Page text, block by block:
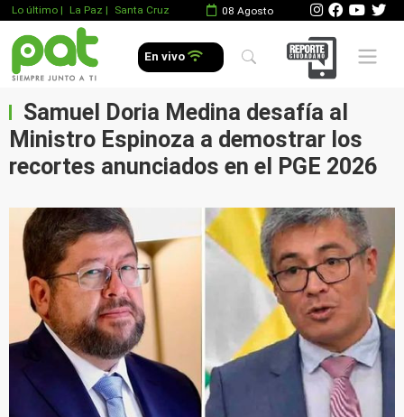
Lo último | La Paz | Santa Cruz 08 Agosto
En vivo Mobile
Samuel Doria Medina desafía al
Ministro Espinoza a demostrar los
recortes anunciados en el PGE 2026